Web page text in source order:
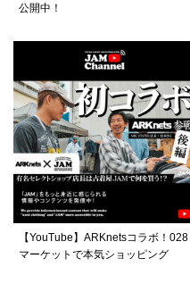
公開中！
【YouTube】ARKnetsコラボ！028
マーケットで本気ショッピング